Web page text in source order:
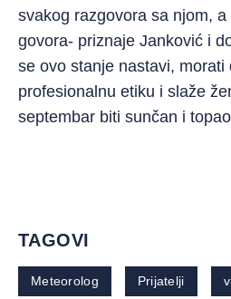
svakog razgovora sa njom,
govora- priznaje Janković i
se ovo stanje nastavi, morati
profesionalnu etiku i slaže
septembar biti sunčan i
TAGOVI
Meteorolog Prijatelji